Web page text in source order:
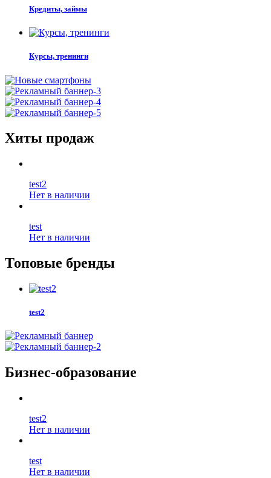
Кредиты, займы
Курсы, тренинги
Хиты продаж
test2
Нет в наличии
test
Нет в наличии
Топовые бренды
test2
Бизнес-образование
test2
Нет в наличии
test
Нет в наличии